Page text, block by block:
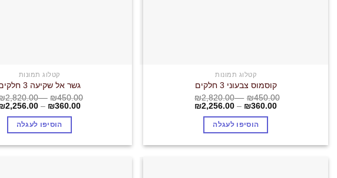
קטלוג תמונות
קוסמוס צבעוני 3 חלקים
₪450.00
–
₪2,820.00
₪360.00
–
₪2,256.00
הוסיפו לעגלה
קטלוג תמונות
גשר אל שקיעה 3 חלקים
₪450.00
–
2,820.00
₪360.00
–
2,256.00
הוסיפו לעגלה